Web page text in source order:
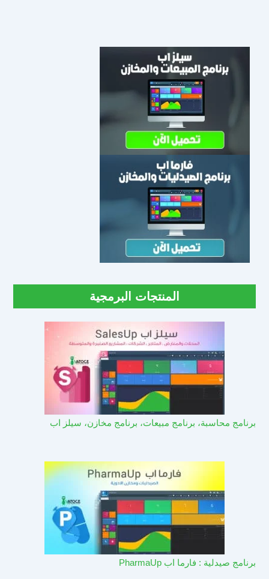
المنتجات البرمجية
برنامج محاسبة، برنامج مبيعات، برنامج مخازن، سيلز اب
برنامج صيدلية : فارما اب PharmaUp​